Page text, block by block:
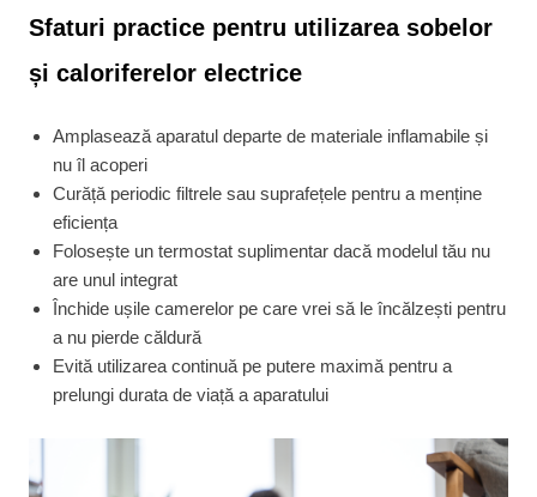
Sfaturi practice pentru utilizarea sobelor
și caloriferelor electrice
Amplasează aparatul departe de materiale inflamabile și
nu îl acoperi
Curăță periodic filtrele sau suprafețele pentru a menține
eficiența
Folosește un termostat suplimentar dacă modelul tău nu
are unul integrat
Închide ușile camerelor pe care vrei să le încălzești pentru
a nu pierde căldură
Evită utilizarea continuă pe putere maximă pentru a
prelungi durata de viață a aparatului